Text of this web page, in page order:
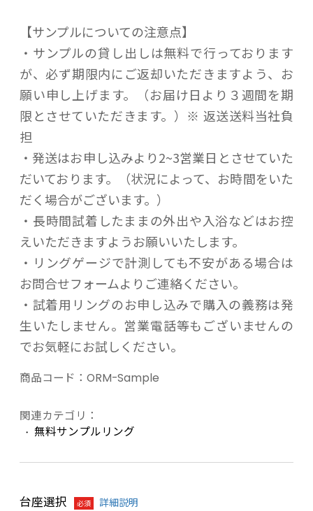
【サンプルについての注意点】
・サンプルの貸し出しは無料で行っております
が、必ず期限内にご返却いただきますよう、お
願い申し上げます。（お届け日より３週間を期
限とさせていただきます。）※ 返送送料当社負
担
・発送はお申し込みより2~3営業日とさせていた
だいております。（状況によって、お時間をいた
だく場合がございます。）
・長時間試着したままの外出や入浴などはお控
えいただきますようお願いいたします。
・リングゲージで計測しても不安がある場合は
お問合せフォームよりご連絡ください。
・試着用リングのお申し込みで購入の義務は発
生いたしません。営業電話等もございませんの
でお気軽にお試しください。
商品コード： ORM-Sample
関連カテゴリ：
無料サンプルリング
台座選択 必須 詳細説明